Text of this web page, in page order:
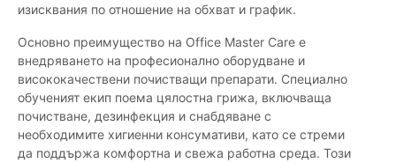
изисквания по отношение на обхват и график.
Основно преимущество на Office Master Care е
внедряването на професионално оборудване и
висококачествени почистващи препарати. Специално
обученият екип поема цялостна грижа, включваща
почистване, дезинфекция и снабдяване с
необходимите хигиенни консумативи, като се стреми
да поддържа комфортна и свежа работна среда. Този